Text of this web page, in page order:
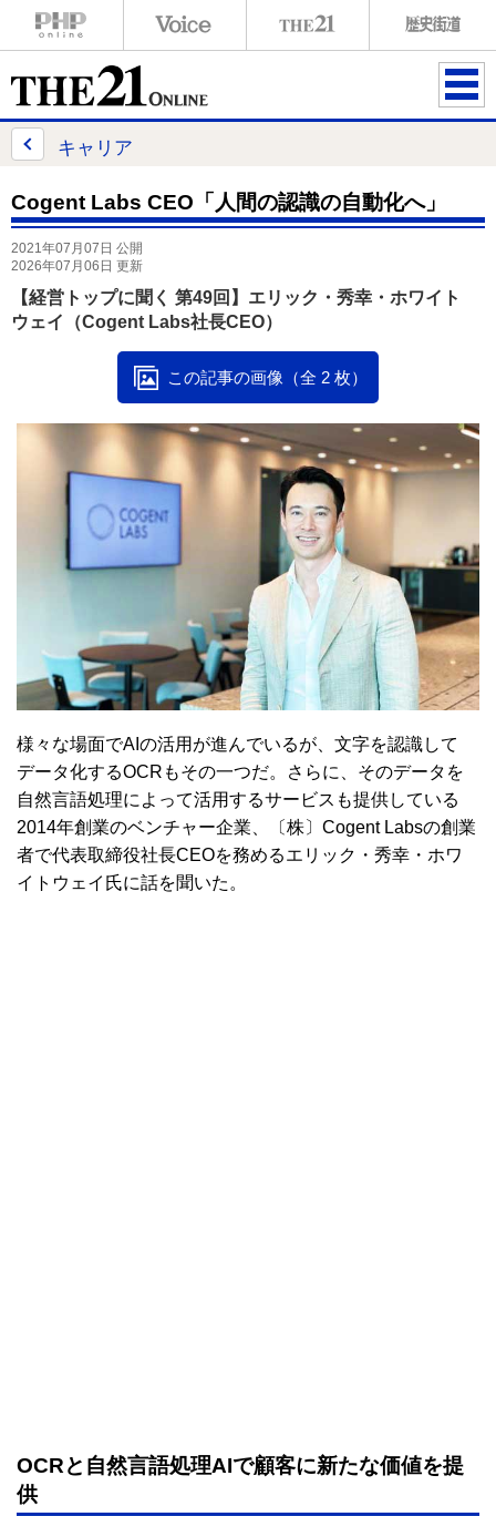
ME
キャリア
Cogent Labs CEO「人間の認識の自動化へ」
2021年07月07日 公開
2026年07月06日 更新
【経営トップに聞く 第49回】エリック・秀幸・ホワイト
ウェイ（Cogent Labs社長CEO）
この記事の画像（全 2 枚）
様々な場面でAIの活用が進んでいるが、文字を認識して
データ化するOCRもその一つだ。さらに、そのデータを
自然言語処理によって活用するサービスも提供している
2014年創業のベンチャー企業、〔株〕Cogent Labsの創業
者で代表取締役社長CEOを務めるエリック・秀幸・ホワ
イトウェイ氏に話を聞いた。
OCRと自然言語処理AIで顧客に新たな価値を提
供